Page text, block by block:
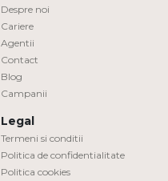
Despre noi
Cariere
Agentii
Contact
Blog
Campanii
Legal
Termeni si conditii
Politica de confidentialitate
Politica cookies